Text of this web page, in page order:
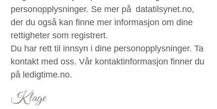
personopplysninger. Se mer på datatilsynet.no,
der du også kan finne mer informasjon om dine
rettigheter som registrert.
Du har rett til innsyn i dine personopplysninger. Ta
kontakt med oss. Vår kontaktinformasjon finner du
på ledigtime.no.
Klage